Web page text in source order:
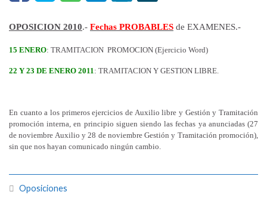
OPOSICION 2010.- Fechas PROBABLES de EXAMENES.-
15 ENERO: TRAMITACION PROMOCION (Ejercicio Word)
22 Y 23 DE ENERO 2011 : TRAMITACION Y GESTION LIBRE.
En cuanto a los primeros ejercicios de Auxilio libre y Gestión y Tramitación
promoción interna, en principio siguen siendo las fechas ya anunciadas (27
de noviembre Auxilio y 28 de noviembre Gestión y Tramitación promoción),
sin que nos hayan comunicado ningún cambio.
Oposiciones